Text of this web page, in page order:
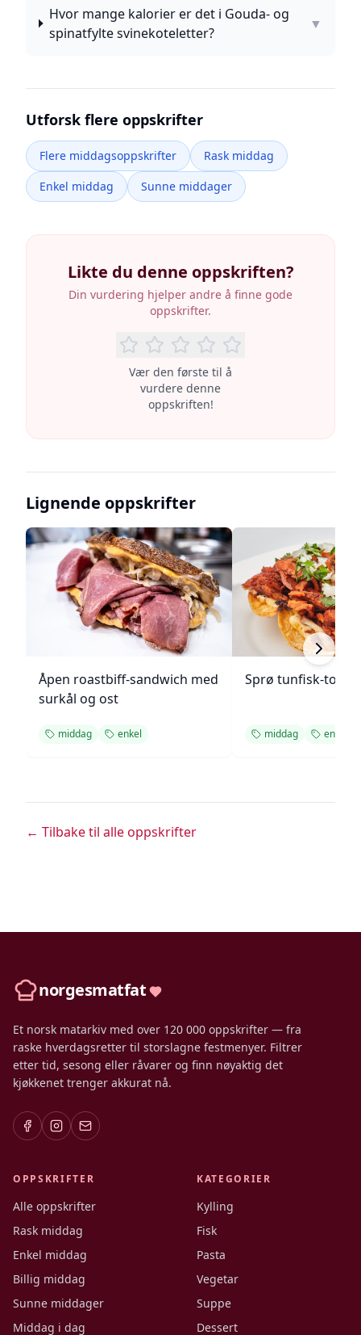
Hvor mange kalorier er det i Gouda- og
spinatfylte svinekoteletter?
▼
Utforsk flere oppskrifter
Flere middagsoppskrifter
Rask middag
Enkel middag
Sunne middager
Likte du denne oppskriften?
Din vurdering hjelper andre å finne gode
oppskrifter.
Vær den første til å
vurdere denne
oppskriften!
Lignende oppskrifter
Åpen roastbiff-sandwich med
surkål og ost
middag enkel
Sprø tunfisk-
middag enkel
← Tilbake til alle oppskrifter
norgesmatfat
Et norsk matarkiv med over 120 000 oppskrifter — fra
raske hverdagsretter til storslagne festmenyer. Filtrer
etter tid, sesong eller råvarer og finn nøyaktig det
kjøkkenet trenger akkurat nå.
OPPSKRIFTER
Alle oppskrifter
Rask middag
Enkel middag
Billig middag
Sunne middager
Middag i dag
KATEGORIER
Kylling
Fisk
Pasta
Vegetar
Suppe
Dessert